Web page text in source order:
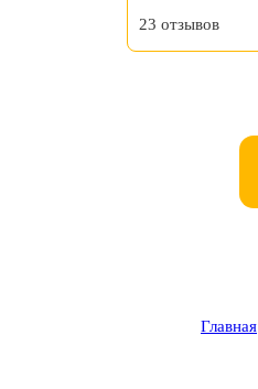
23 отзывов
Главная